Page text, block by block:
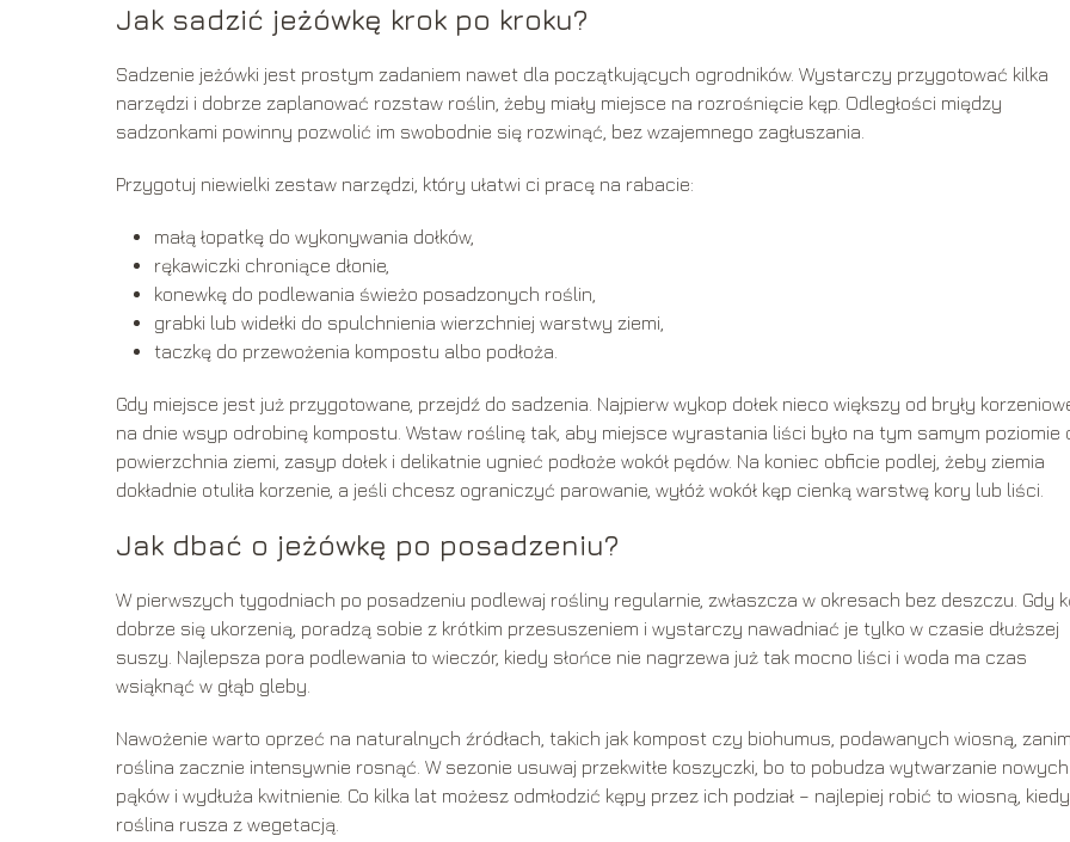
Jak sadzić jeżówkę krok po kroku?
Sadzenie jeżówki jest prostym zadaniem nawet dla początkujących ogrodników. Wystarczy przygotować kilka
narzędzi i dobrze zaplanować rozstaw roślin, żeby miały miejsce na rozrośnięcie kęp. Odległości między
sadzonkami powinny pozwolić im swobodnie się rozwinąć, bez wzajemnego zagłuszania.
Przygotuj niewielki zestaw narzędzi, który ułatwi ci pracę na rabacie:
małą łopatkę do wykonywania dołków,
rękawiczki chroniące dłonie,
konewkę do podlewania świeżo posadzonych roślin,
grabki lub widełki do spulchnienia wierzchniej warstwy ziemi,
taczkę do przewożenia kompostu albo podłoża.
Gdy miejsce jest już przygotowane, przejdź do sadzenia. Najpierw wykop dołek nieco większy od bryły
na dnie wsyp odrobinę kompostu. Wstaw roślinę tak, aby miejsce wyrastania liści było na tym samym poziomie
powierzchnia ziemi, zasyp dołek i delikatnie ugnieć podłoże wokół pędów. Na koniec obficie podlej, żeby ziemia
dokładnie otuliła korzenie, a jeśli chcesz ograniczyć parowanie, wyłóż wokół kęp cienką warstwę kory lub liści.
Jak dbać o jeżówkę po posadzeniu?
W pierwszych tygodniach po posadzeniu podlewaj rośliny regularnie, zwłaszcza w okresach bez deszczu. Gdy
dobrze się ukorzenią, poradzą sobie z krótkim przesuszeniem i wystarczy nawadniać je tylko w czasie dłuższej
suszy. Najlepsza pora podlewania to wieczór, kiedy słońce nie nagrzewa już tak mocno liści i woda ma czas
wsiąknąć w głąb gleby.
Nawożenie warto oprzeć na naturalnych źródłach, takich jak kompost czy biohumus, podawanych wiosną, zanim
roślina zacznie intensywnie rosnąć. W sezonie usuwaj przekwitłe koszyczki, bo to pobudza wytwarzanie nowych
pąków i wydłuża kwitnienie. Co kilka lat możesz odmłodzić kępy przez ich podział – najlepiej robić to wiosną, kiedy
roślina rusza z wegetacją.